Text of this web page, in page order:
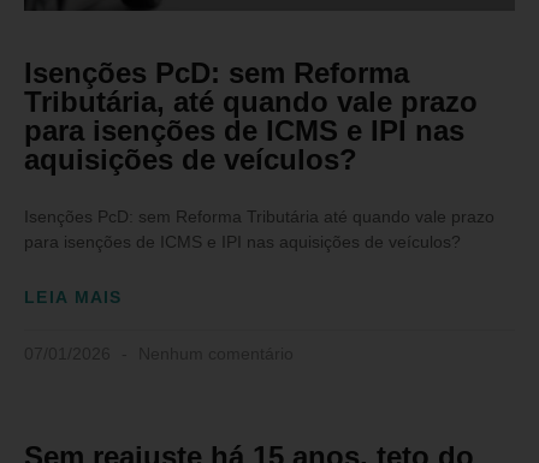
Isenções PcD: sem Reforma
Tributária, até quando vale prazo
para isenções de ICMS e IPI nas
aquisições de veículos?
Isenções PcD: sem Reforma Tributária até quando vale prazo
para isenções de ICMS e IPI nas aquisições de veículos?
LEIA MAIS